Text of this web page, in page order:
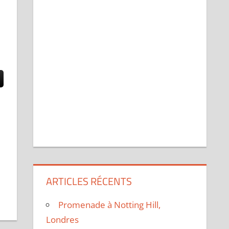
ARTICLES RÉCENTS
Promenade à Notting Hill,
Londres